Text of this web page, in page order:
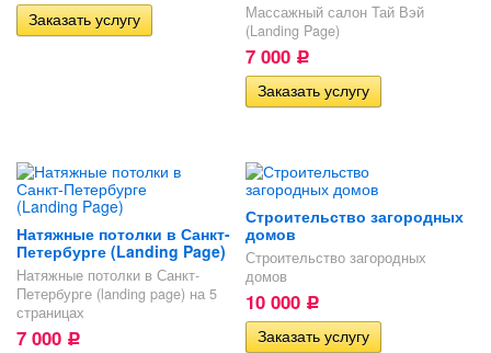
Массажный салон Тай Вэй
(Landing Page)
7 000 Р
Натяжные потолки в Санкт-
Петербурге (Landing Page)
Натяжные потолки в Санкт-
Петербурге (landing page) на 5
страницах
7 000 Р
Строительство загородных
домов
Строительство загородных
домов
10 000 Р